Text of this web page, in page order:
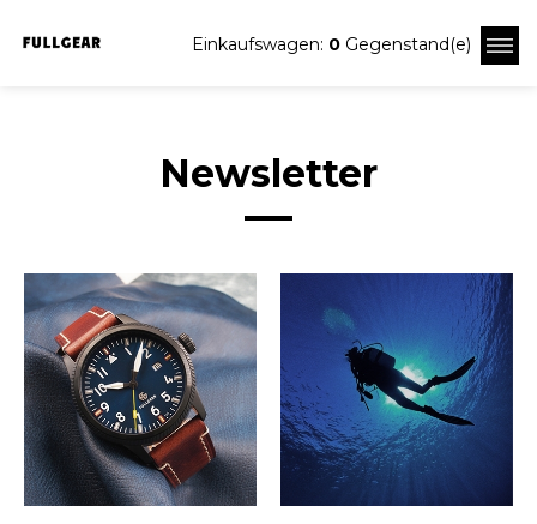
Einkaufswagen: 0 Gegenstand(e)
Newsletter